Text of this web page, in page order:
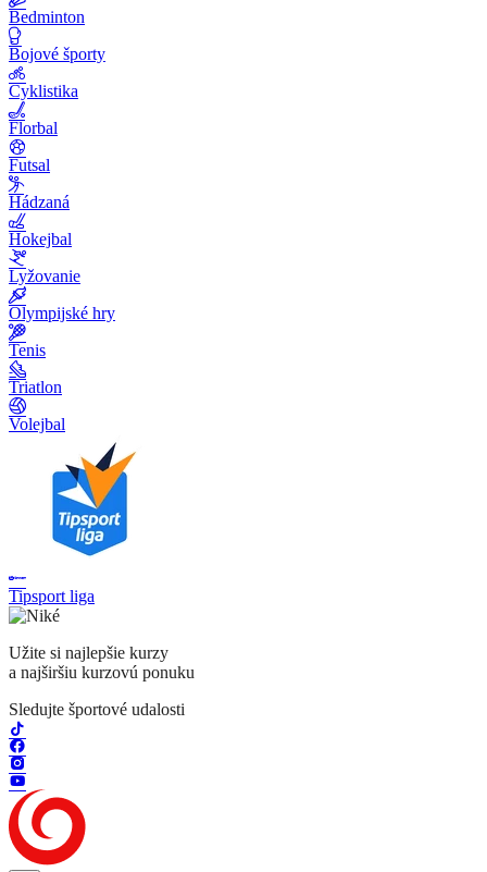
Bedminton
Bojové športy
Cyklistika
Florbal
Futsal
Hádzaná
Hokejbal
Lyžovanie
Olympijské hry
Tenis
Triatlon
Volejbal
Tipsport liga
Užite si najlepšie kurzy
a najširšiu kurzovú ponuku
Sledujte športové udalosti